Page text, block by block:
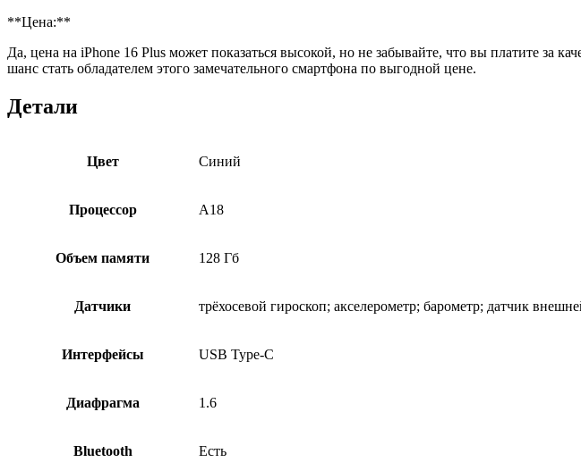
**Цена:**
Да, цена на iPhone 16 Plus может показаться высокой, но не забывайте, что вы платите за
шанс стать обладателем этого замечательного смартфона по выгодной цене.
Детали
Цвет Синий
Процессор A18
Объем памяти 128 Гб
Датчики трёхосевой гироскоп; акселерометр; барометр; датчик
Интерфейсы USB Type-C
Диафрагма 1.6
Bluetooth Есть